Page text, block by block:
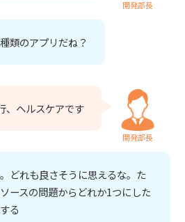
開発部長
類のアプリだね？
、ヘルスケアです
開発部長
どれも良さそうに思えるな。た
ースの問題からどれか1つにした
る